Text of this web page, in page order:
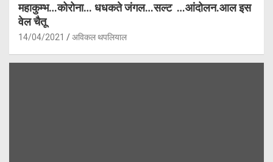
महाकुम्भ…कोरोना… धधकते जंगल…सल्ट …आंदोलन.आल इस
वेल चैतू
14/04/2021 अविकल थपलियाल